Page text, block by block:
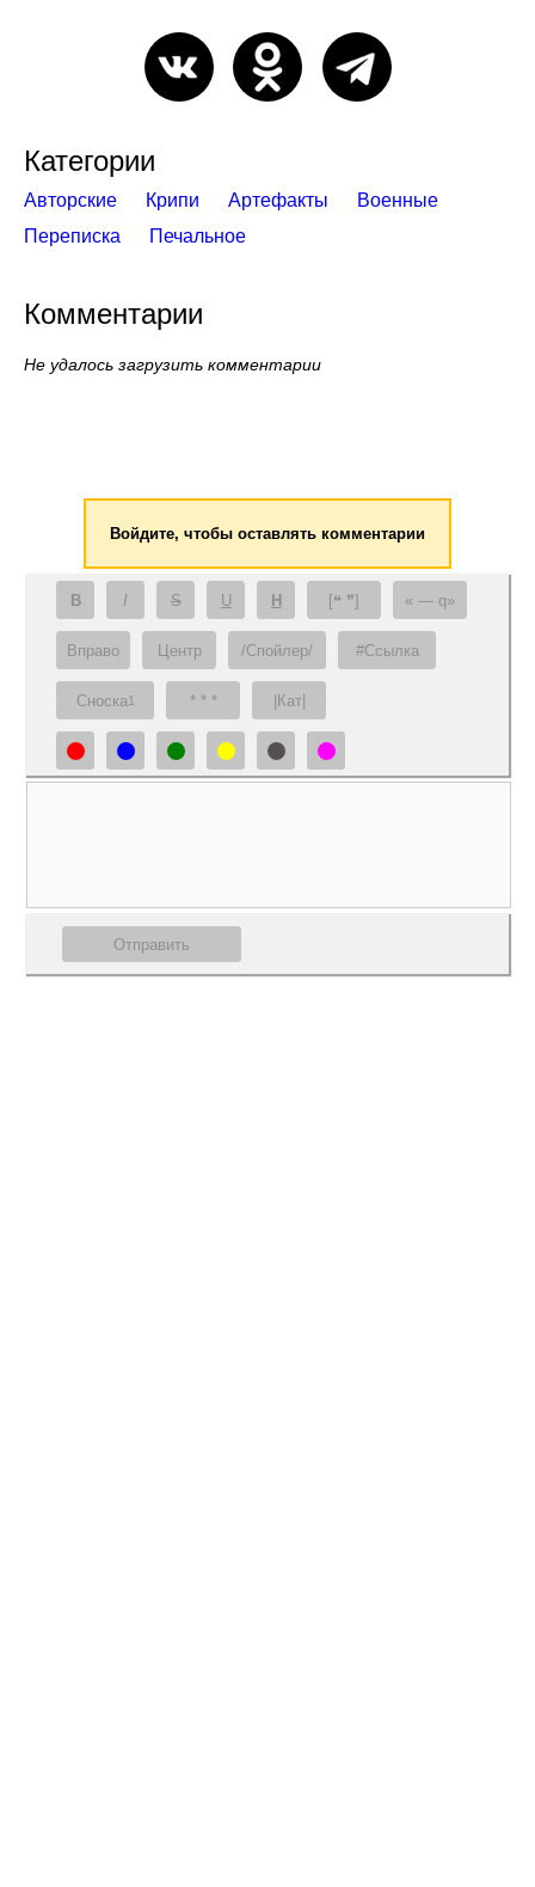
Категории
Авторские Крипи Артефакты
Военные
Переписка
Печальное
Комментарии
Не удалось загрузить комментарии
Войдите, чтобы оставлять комментарии
B I S U H [❝ ❞] — q
Вправо Центр /Спойлер/ #Ссылка
Сноска1 * * * |Кат|